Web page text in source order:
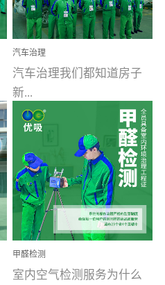
99.99%。相对于传统消毒
液来说，无...
汽车治理
汽车治理我们都知道房子
新...
装修完会有甲醛，其实汽
车的甲醛超标问题更为严
重。汽车的空间范围小，
配件、皮具、装饰多，这
些都是汽...
甲醛检测
室内空气检测服务为什么